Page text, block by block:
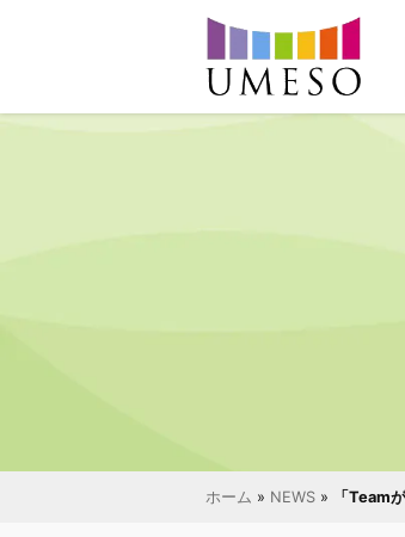
ホーム » NEWS » 「Team